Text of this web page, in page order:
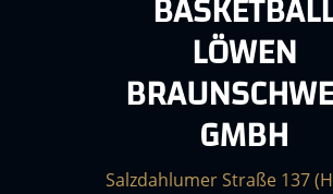
LÖWEN
GMBH
Salzdahlumer Straße 137